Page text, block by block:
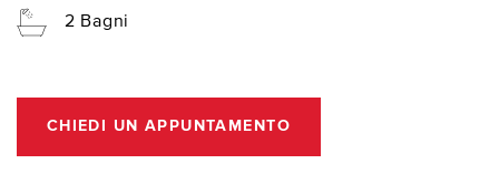
2 Bagni
CHIEDI UN APPUNTAMENTO